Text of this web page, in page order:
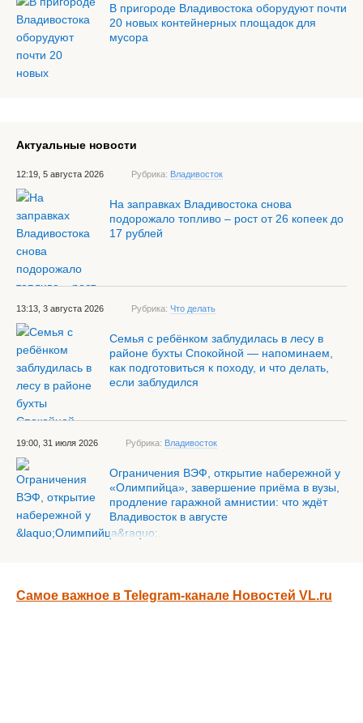
В пригороде Владивостока оборудуют почти
20 новых контейнерных площадок для
мусора
Актуальные новости
12:19, 5 августа 2026 Рубрика: Владивосток
На заправках Владивостока снова
подорожало топливо – рост от 26 копеек до
17 рублей
13:13, 3 августа 2026 Рубрика: Что делать
Семья с ребёнком заблудилась в лесу в
районе бухты Спокойной — напоминаем,
как подготовиться к походу, и что делать,
если заблудился
19:00, 31 июля 2026 Рубрика: Владивосток
Ограничения ВЭФ, открытие набережной у
«Олимпийца», завершение приёма в вузы,
продление гаражной амнистии: что ждёт
Владивосток в августе
Самое важное в Telegram-канале Новостей VL.ru